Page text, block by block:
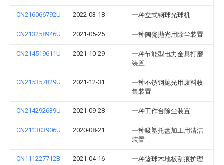
CN216066792U 2022-03-18 一种立式钢球光球机
CN213258946U 2021-05-25 一种陶瓷抛光用除尘装置
CN214519611U 2021-10-29
一种节能型电力金具打磨
装置
CN215357829U 2021-12-31
一种不锈钢抛光用废料收
集装置
CN214292639U 2021-09-28 一种工作台除尘装置
CN211303906U 2020-08-21
一种吸塑托盘加工用清洁
装置
CN111227712B 2021-04-16
一种篮球木地板刮痕护理